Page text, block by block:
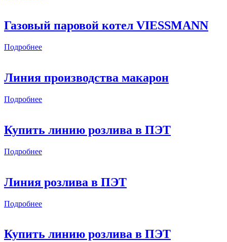
Газовый паровой котел VIESSMANN
Подробнее
Линия производства макарон
Подробнее
Купить линию розлива в ПЭТ
Подробнее
Линия розлива в ПЭТ
Подробнее
Купить линию розлива в ПЭТ